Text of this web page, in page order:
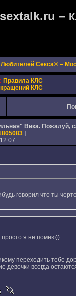
sextalk.ru –
Любителей Секса® –
Правила КЛС
КЛС
Вика. Пожалуй,
]
говорил что ты
просто я не помню))
переходить тебе
девочки всегда